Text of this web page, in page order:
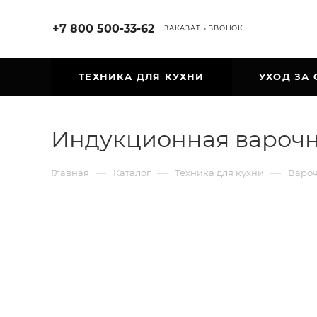
+7 800 500-33-62 ЗАКАЗАТЬ ЗВОНОК
ТЕХНИКА ДЛЯ КУХНИ УХОД ЗА
Индукционная
Главная — Каталог — Техника для кухни —